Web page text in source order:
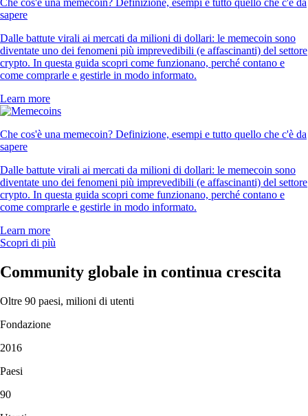
Che cos'è una memecoin? Definizione, esempi e tutto quello che c'è da
sapere
Dalle battute virali ai mercati da milioni di dollari: le memecoin sono
diventate uno dei fenomeni più imprevedibili (e affascinanti) del settore
crypto. In questa guida scopri come funzionano, perché contano e
come comprarle e gestirle in modo informato.
Learn more
Che cos'è una memecoin? Definizione, esempi e tutto quello che c'è da
sapere
Dalle battute virali ai mercati da milioni di dollari: le memecoin sono
diventate uno dei fenomeni più imprevedibili (e affascinanti) del settore
crypto. In questa guida scopri come funzionano, perché contano e
come comprarle e gestirle in modo informato.
Learn more
Scopri di più
Community globale in continua crescita
Oltre 90 paesi, milioni di utenti
Fondazione
2016
Paesi
90